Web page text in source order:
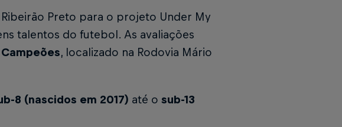
Ribeirão Preto para o projeto Under My
talentos do futebol. As avaliações
, localizado na Rodovia Mário
8 (nascidos em 2017) até o sub-13